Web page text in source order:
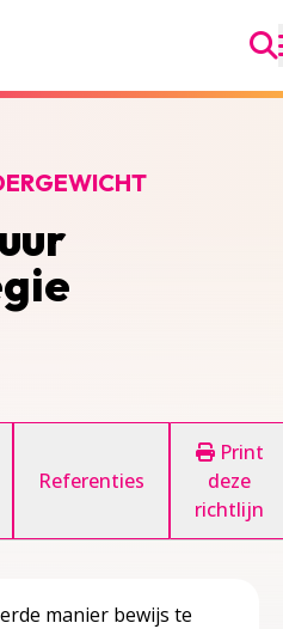
Referenties
Print
deze
richtlijn
manier bewijs te